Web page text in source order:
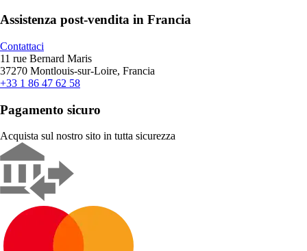
Assistenza post-vendita in Francia
Contattaci
11 rue Bernard Maris
37270 Montlouis-sur-Loire, Francia
+33 1 86 47 62 58
Pagamento sicuro
Acquista sul nostro sito in tutta sicurezza